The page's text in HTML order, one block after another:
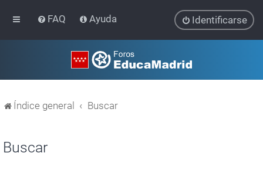
FAQ Ayuda Identificarse
Índice general Buscar
Buscar